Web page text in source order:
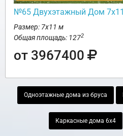
№65 Двухэтажный Дом 7х11
Размер: 7х11 м
Общая площадь: 1272
от 3967400
Одноэтажные дома из бруса
Каркасные дома 6х4